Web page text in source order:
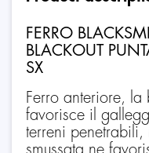
FERRO
BLACKOUT
SX
Ferro anteriore,
favorisce il
terreni penetrabili,
smussata ne